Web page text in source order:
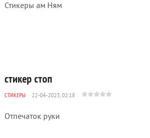
Стикеры ам Ням
стикер стоп
СТИКЕРЫ 22-04-2023, 02:18
Отпечаток руки